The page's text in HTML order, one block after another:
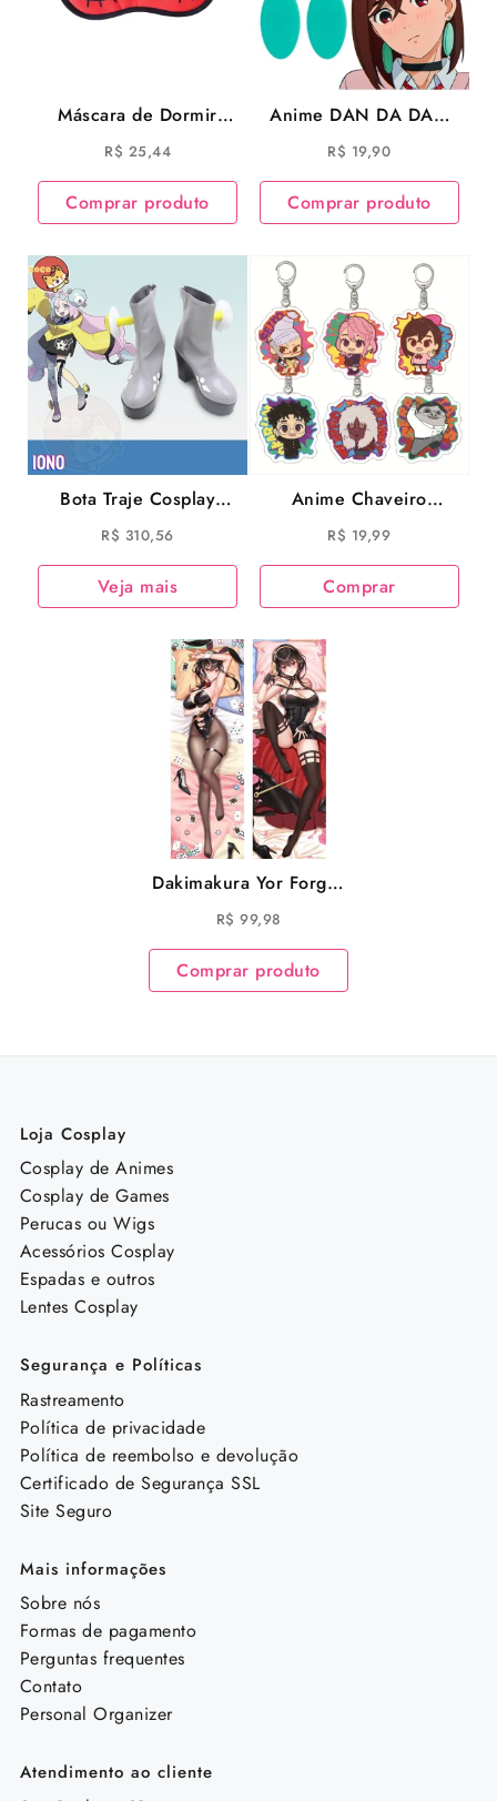
Máscara de Dormir
Ayase Seiko Dan Da
Dan DanDaDan Vovó
R$ 25,44
Comprar produto
Anime DAN DA DAN
Brinco Momo Ayase
Cosplay
R$ 19,90
Comprar produto
Bota Traje Cosplay
Pokemon Iono Anime
Game Pokemon
R$ 310,56
Veja mais
Anime Chaveiro
Dandadan Ayase Momo
Takakura Ken Action
Acrilico Netflix
R$ 19,99
Comprar
Dakimakura Yor Forger
Spy x Family Almofada
R$ 99,98
Comprar produto
Loja Cosplay
Cosplay de Animes
Cosplay de Games
Perucas ou Wigs
Acessórios Cosplay
Espadas e outros
Lentes Cosplay
Segurança e Políticas
Rastreamento
Política de privacidade
Política de reembolso e devolução
Certificado de Segurança SSL
Site Seguro
Mais informações
Sobre nós
Formas de pagamento
Perguntas frequentes
Contato
Personal Organizer
Atendimento ao cliente